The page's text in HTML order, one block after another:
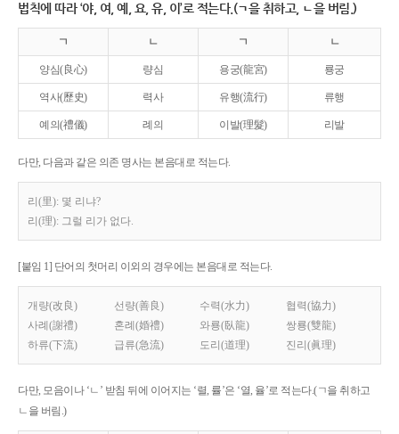
법칙에 따라 ‘야, 여, 예, 요, 유, 이’로 적는다.(ㄱ을 취하고, ㄴ을 버림.)
ㄱ ㄴ ㄱ ㄴ
양심(良心) 량심 용궁(龍宮) 룡궁
역사(歷史) 력사 유행(流行) 류행
예의(禮儀) 례의 이발(理髮) 리발
다만, 다음과 같은 의존 명사는 본음대로 적는다.
리(里): 몇 리냐?
리(理): 그럴 리가 없다.
[붙임 1] 단어의 첫머리 이외의 경우에는 본음대로 적는다.
개량(改良) 선량(善良) 수력(水力)
협력(協力)
사례(謝禮)
혼례(婚禮) 와룡(臥龍)
쌍룡(雙龍)
하류(下流)
급류(急流) 도리(道理) 진리(眞理)
다만, 모음이나 ‘ㄴ’ 받침 뒤에 이어지는 ‘렬, 률’은 ‘열, 율’로 적는다.(ㄱ을 취하고
ㄴ을 버림.)